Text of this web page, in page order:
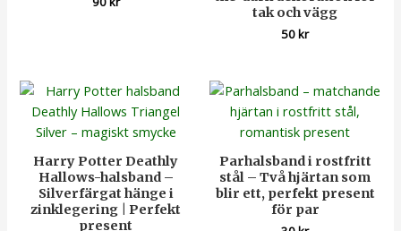
tak och vägg
50kr
Harry Potter Deathly
Hallows-halsband –
Silverfärgat hänge i
zinklegering | Perfekt
present
Parhalsband i rostfritt
stål – Två hjärtan som
blir ett, perfekt present
för par